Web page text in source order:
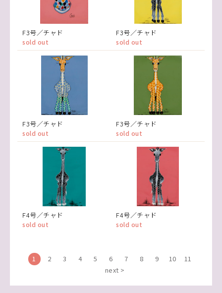
F3号／チャド
sold out
F3号／チャド
sold out
F3号／チャド
sold out
F3号／チャド
sold out
F4号／チャド
sold out
F4号／チャド
sold out
1 2 3 4 5 6 7 8 9 10
11
next >